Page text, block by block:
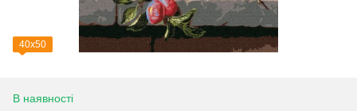
40х50
В наявності